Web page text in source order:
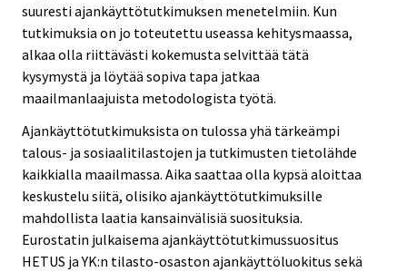
suuresti ajankäyttötutkimuksen menetelmiin. Kun
tutkimuksia on jo toteutettu useassa kehitysmaassa,
alkaa olla riittävästi kokemusta selvittää tätä
kysymystä ja löytää sopiva tapa jatkaa
maailmanlaajuista metodologista työtä.
Ajankäyttötutkimuksista on tulossa yhä tärkeämpi
talous- ja sosiaalitilastojen ja tutkimusten tietolähde
kaikkialla maailmassa. Aika saattaa olla kypsä aloittaa
keskustelu siitä, olisiko ajankäyttötutkimuksille
mahdollista laatia kansainvälisiä suosituksia.
Eurostatin julkaisema ajankäyttötutkimussuositus
HETUS ja YK:n tilasto-osaston ajankäyttöluokitus sekä